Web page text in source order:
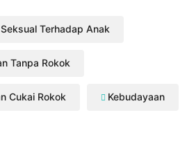
Terhadap Anak
Tanpa Rokok
Cukai Rokok Kebudayaan